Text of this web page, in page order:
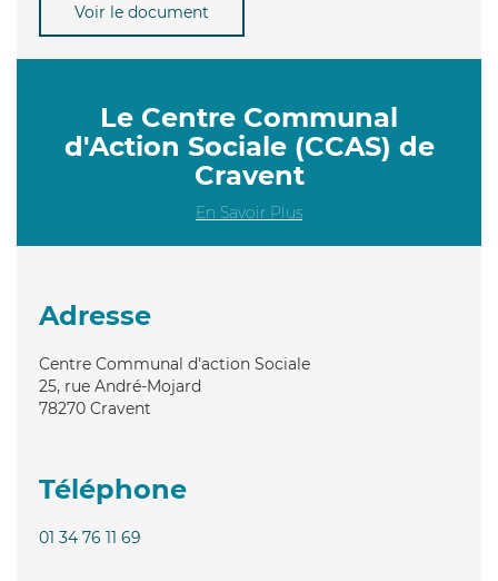
Voir le document
Le Centre Communal
d'Action Sociale (CCAS) de
Cravent
En Savoir Plus
Adresse
Centre Communal d'action Sociale
25, rue André-Mojard
78270 Cravent
Téléphone
01 34 76 11 69